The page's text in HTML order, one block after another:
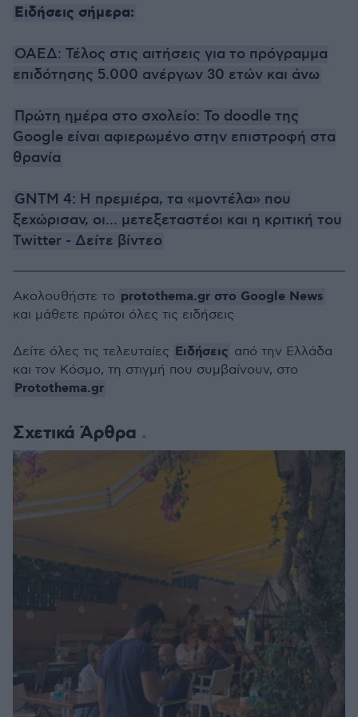
Ειδήσεις σήμερα:
ΟΑΕΔ: Τέλος στις αιτήσεις για το πρόγραμμα
επιδότησης 5.000 ανέργων 30 ετών και άνω
Πρώτη ημέρα στο σχολείο: Το doodle της
Google είναι αφιερωμένο στην επιστροφή στα
θρανία
GNTM 4: Η πρεμιέρα, τα «μοντέλα» που
ξεχώρισαν, οι... μετεξεταστέοι και η κριτική του
Twitter - Δείτε βίντεο
Σχετικά Άρθρα
Ακολουθήστε το protothema.gr στο Google News
και μάθετε πρώτοι όλες τις ειδήσεις
Δείτε όλες τις τελευταίες Ειδήσεις από την Ελλάδα
και τον Κόσμο, τη στιγμή που συμβαίνουν, στο
Protothema.gr